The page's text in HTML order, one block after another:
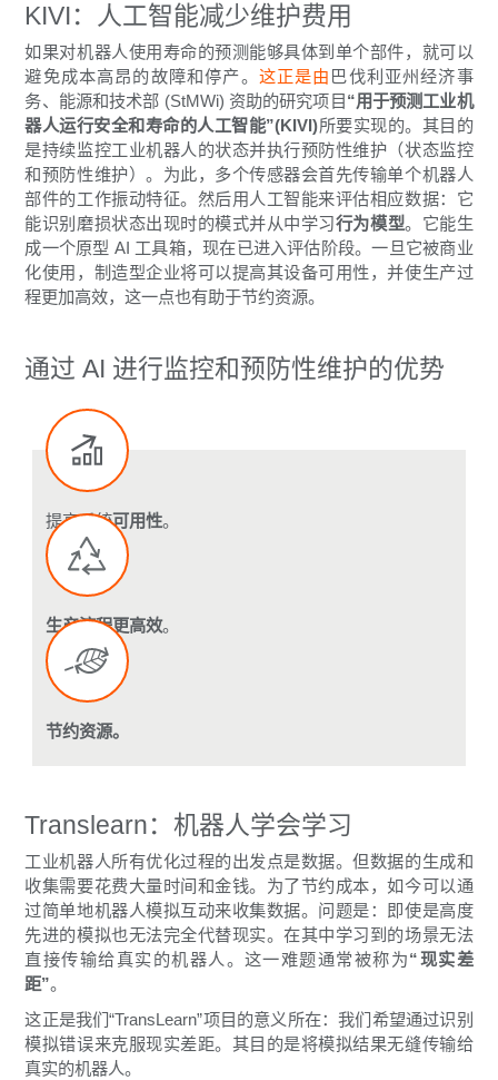
KIVI：人工智能减少维护费用
如果对机器人使用寿命的预测能够具体到单个部件，就可以
避免成本高昂的故障和停产。 这正是由 巴伐利亚州经济事
务、能源和技术部 (StMWi) 资助的研究项目 “用于预测工业机
器人运行安全和寿命的人工智能”(KIVI)所要实现的。其目的
是持续监控工业机器人的状态并执行预防性维护（状态监控
和预防性维护）。为此，多个传感器会首先传输单个机器人
部件的工作振动特征。然后用人工智能来评估相应数据：它
能识别磨损状态出现时的模式并从中学习行为模型。它能生
成一个原型 AI 工具箱，现在已进入评估阶段。一旦它被商业
化使用，制造型企业将可以提高其设备可用性，并使生产过
程更加高效，这一点也有助于节约资源。
通过 AI 进行监控和预防性维护的优势
提高系统可用性。
生产流程更高效。
节约资源。
Translearn：机器人学会学习
工业机器人所有优化过程的出发点是数据。但数据的生成和
收集需要花费大量时间和金钱。为了节约成本，如今可以通
过简单地机器人模拟互动来收集数据。问题是：即使是高度
先进的模拟也无法完全代替现实。在其中学习到的场景无法
直接传输给真实的机器人。这一难题通常被称为“现实差
距”。
这正是我们“TransLearn”项目的意义所在：我们希望通过识别
模拟错误来克服现实差距。其目的是将模拟结果无缝传输给
真实的机器人。